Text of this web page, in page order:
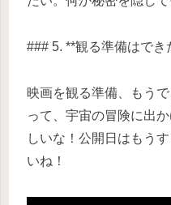
### 5. **観る準備はでき
映画を観る準備、もう
って、宇宙の冒険に出
しいな！公開日はもう
いね！